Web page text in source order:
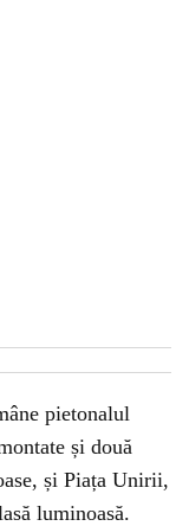
pietonalul
și două
și Piața Unirii,
luminoasă.